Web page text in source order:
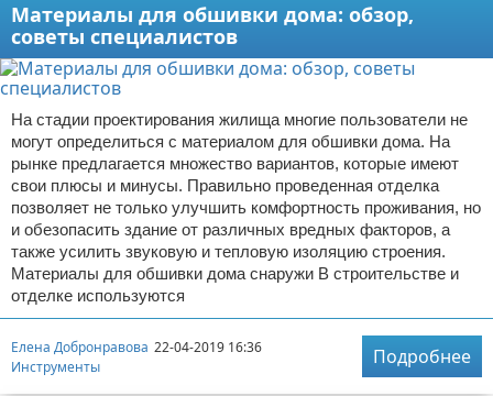
Материалы для обшивки дома: обзор,
советы специалистов
На стадии проектирования жилища многие пользователи не
могут определиться с материалом для обшивки дома. На
рынке предлагается множество вариантов, которые имеют
свои плюсы и минусы. Правильно проведенная отделка
позволяет не только улучшить комфортность проживания, но
и обезопасить здание от различных вредных факторов, а
также усилить звуковую и тепловую изоляцию строения.
Материалы для обшивки дома снаружи В строительстве и
отделке используются
Елена Добронравова 22-04-2019 16:36
Инструменты
Подробнее